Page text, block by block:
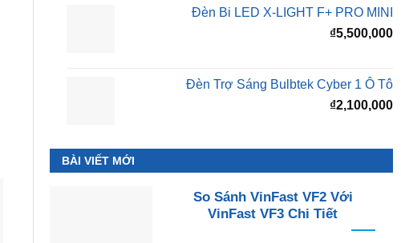
Đèn Bi LED X-LIGHT F+ PRO MINI
₫5,500,000
Đèn Trợ Sáng Bulbtek Cyber 1 Ô Tô
₫2,100,000
BÀI VIẾT MỚI
So Sánh VinFast VF2 Với
VinFast VF3 Chi Tiết